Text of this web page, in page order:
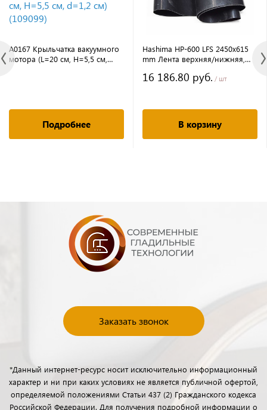
A0167 Крыльчатка вакуумного
мотора (L=20 см, H=5,5 см,
Подробнее
Hashima HP-600 LFS 2450х615
mm Лента верхняя/нижняя,
16 186.80 руб. / шт
В корзину
Заказать звонок
*Данный интернет-ресурс носит исключительно информационный
характер и ни при каких условиях не является публичной офертой,
определяемой положениями Статьи 437 (2) Гражданского кодекса
Российской Федерации. Для получения подробной информации о